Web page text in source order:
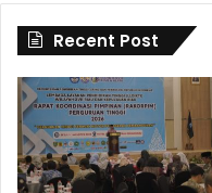
Recent Post